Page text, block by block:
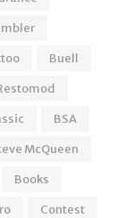
Buell
BSA
McQueen
Books
Contest